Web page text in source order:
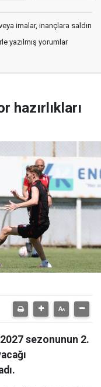
imalar, inançlara saldırı
yazılmış yorumlar
hazırlıkları
sezonunun 2.